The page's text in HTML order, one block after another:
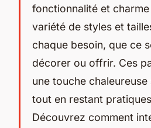
fonctionnalité et
variété de styles et
chaque besoin, que ce
décorer ou offrir. Ces
une touche
tout en restant
Découvrez comment